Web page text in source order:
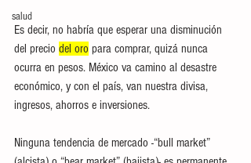
salud
Es decir, no habría que esperar una disminución
del precio del oro para comprar, quizá nunca
ocurra en pesos. México va camino al desastre
económico, y con el país, van nuestra divisa,
ingresos, ahorros e inversiones.
Ninguna tendencia de mercado -“bull market”